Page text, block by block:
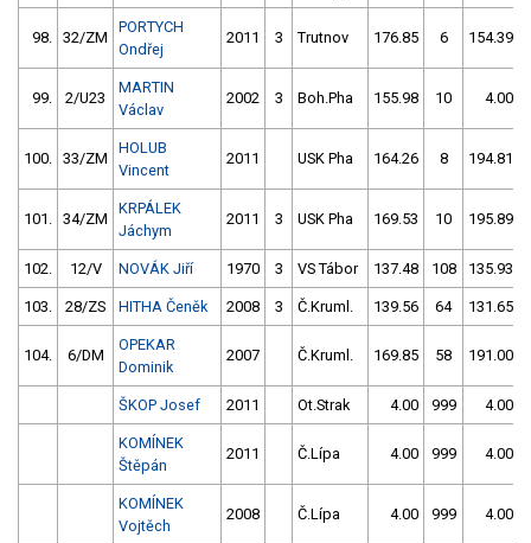
98. 32/ZM
PORTYCH
Ondřej
2011 3 Trutnov 176.85 6 154.39
99. 2/U23
MARTIN
Václav
2002 3 Boh.Pha 155.98 10 4.00
100. 33/ZM
HOLUB
Vincent
2011 USK Pha 164.26 8 194.81
101. 34/ZM
KRPÁLEK
Jáchym
2011 3 USK Pha 169.53 10 195.89
102. 12/V NOVÁK Jiří 1970 3 VS Tábor 137.48 108 135.93
103. 28/ZS HITHA Čeněk 2008 3 Č.Kruml. 139.56 64 131.65
104. 6/DM
OPEKAR
Dominik
2007 Č.Kruml. 169.85 58 191.00
ŠKOP Josef 2011 Ot.Strak 4.00 999 4.00
KOMÍNEK
Štěpán
2011 Č.Lípa 4.00 999 4.00
KOMÍNEK
Vojtěch
2008 Č.Lípa 4.00 999 4.00